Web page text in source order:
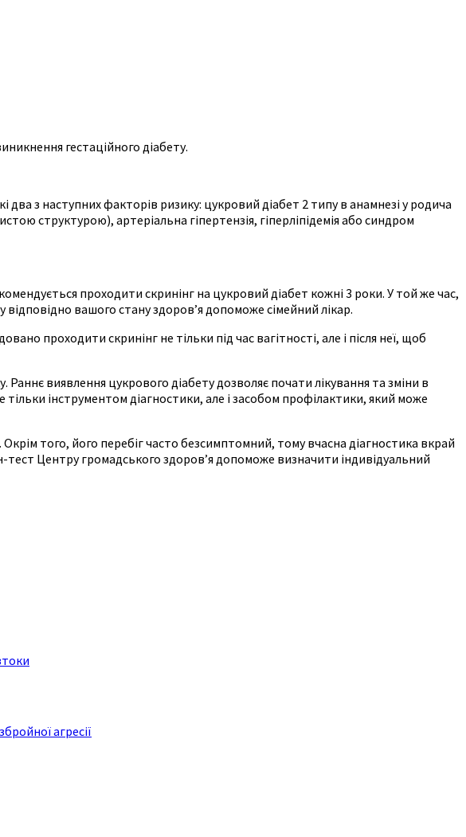
гестаційного діабету.
два з наступних факторів ризику: цукровий діабет 2 типу в анамнезі у родича
структурою), артеріальна гіпертензія, гіперліпідемія або синдром
проходити скринінг на цукровий діабет кожні 3 роки. У той же час,
відповідно вашого стану здоров’я допоможе сімейний лікар.
проходити скринінг не тільки під час вагітності, але і після неї, щоб
виявлення цукрового діабету дозволяє почати лікування та зміни в
інструментом діагностики, але і засобом профілактики, який може
того, його перебіг часто безсимптомний, тому вчасна діагностика вкрай
Центру громадського здоров’я допоможе визначити індивідуальний
агресії